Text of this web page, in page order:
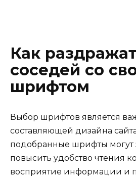
Как
соседей со
шрифтом
Выбор шрифтов является
составляющей дизайна
подобранные шрифты могут
повысить удобство чтения
восприятие информации и